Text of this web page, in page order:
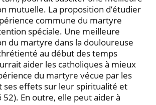
mutuelle. La proposition d’étudier
commune du martyre
spéciale. Une meilleure
du martyre dans la douloureuse
au début des temps
aider les catholiques à mieux
du martyre vécue par les
ses effets sur leur spiritualité et
En outre, elle peut aider à